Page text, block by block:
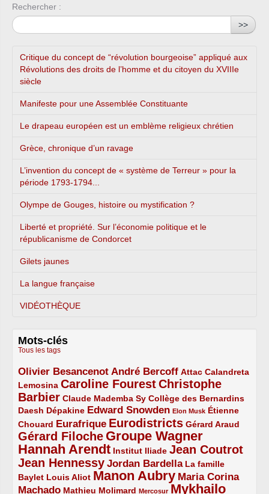
Rechercher :
>>
Critique du concept de “révolution bourgeoise” appliqué aux
Révolutions des droits de l’homme et du citoyen du XVIIIe
siècle
Manifeste pour une Assemblée Constituante
Le drapeau européen est un emblème religieux chrétien
Grèce, chronique d’un ravage
L’invention du concept de « système de Terreur » pour la
période 1793-1794...
Olympe de Gouges, histoire ou mystification ?
Liberté et propriété. Sur l’économie politique et le
républicanisme de Condorcet
Gilets jaunes
La langue française
VIDÉOTHÈQUE
Mots-clés
Tous les tags
Olivier Besancenot
3/5 André Bercoff
3/5 Attac
2/5
Calandreta
Lemosina
2/5 Caroline Fourest
4/5
Christophe
Barbier
4/5 Claude Mademba Sy
2/5 Collège des Bernardins
2/5
Daesh
2/5 Dépakine
2/5 Edward Snowden
3/5 Elon Musk
1/5
Étienne
Chouard
2/5 Eurafrique
3/5 Eurodistricts
4/5 Gérard Araud
2/5
Gérard Filoche
4/5 Groupe Wagner
5/5
Hannah Arendt
5/5 Institut Iliade
2/5 Jean Coutrot
4/5
Jean Hennessy
4/5 Jordan Bardella
3/5
La famille
Baylet
2/5 Louis Aliot
2/5 Manon Aubry
5/5
Maria Corina
Machado
3/5 Mathieu Molimard
2/5 Mercosur
1/5 Mykhailo